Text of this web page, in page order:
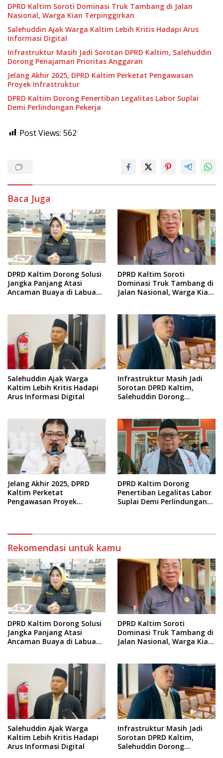
DPRD Kaltim Soroti Dominasi Truk Tambang di Jalan
Nasional, Warga Kian Terpinggirkan
Salehuddin Ajak Warga Kaltim Lebih Kritis Hadapi Arus
Informasi Digital
Infrastruktur Masih Jadi Sorotan DPRD Kaltim, Salehuddin
Dorong Penajaman Prioritas Anggaran
Jelang Akhir 2025, DPRD Kaltim Perketat Pengawasan
Proyek Infrastruktur
DPRD Kaltim Dorong Penertiban Legalitas Labor Suplai
Demi Perlindungan Pekerja
Post Views: 562
Baca Juga
DPRD Kaltim Dorong Solusi
Jangka Panjang Atasi
Ancaman Buaya di Labuan
DPRD Kaltim Soroti
Dominasi Truk Tambang di
Jalan Nasional, Warga Kian
Salehuddin Ajak Warga
Kaltim Lebih Kritis Hadapi
Arus Informasi Digital
Infrastruktur Masih Jadi
Sorotan DPRD Kaltim,
Salehuddin Dorong
Jelang Akhir 2025, DPRD
Kaltim Perketat
Pengawasan Proyek
DPRD Kaltim Dorong
Penertiban Legalitas Labor
Suplai Demi Perlindungan
Rekomendasi untuk kamu
DPRD Kaltim Dorong Solusi
Jangka Panjang Atasi
Ancaman Buaya di Labuan
DPRD Kaltim Soroti
Dominasi Truk Tambang di
Jalan Nasional, Warga Kian
Salehuddin Ajak Warga
Kaltim Lebih Kritis Hadapi
Arus Informasi Digital
Infrastruktur Masih Jadi
Sorotan DPRD Kaltim,
Salehuddin Dorong